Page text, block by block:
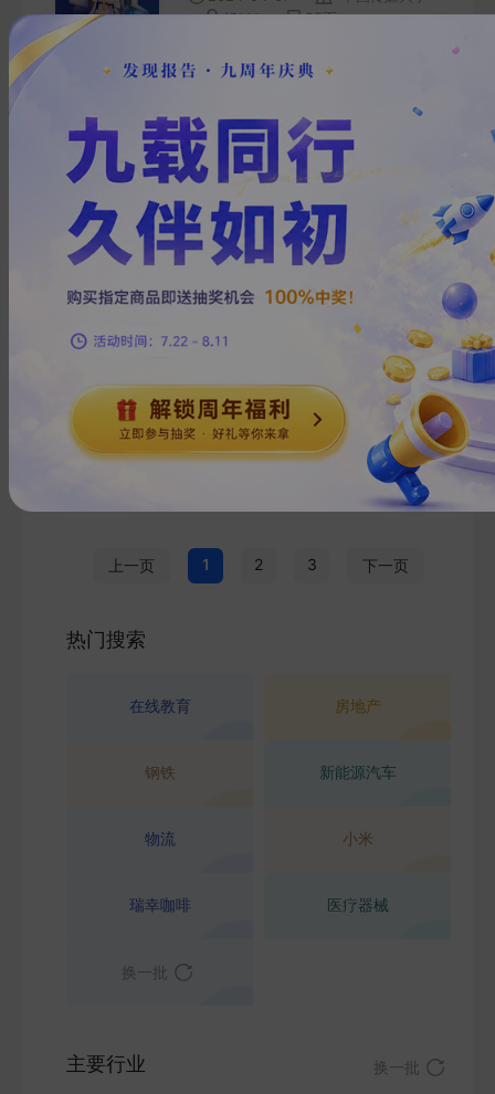
好***
95页
百年跨国企业品牌形象建设与
传播策略研究白皮书
2024-02-03 -
车***
40 页
文化传媒
:2023设计思维发展研究报告
2023-10-16
中国传媒大学
S***
页
建筑建材
上一页 1 2 3 下一页
热门搜索
在线教育 房地产
钢铁 新能源汽车
物流 小米
瑞幸咖啡 医疗器械
换一批
主要行业 换一批